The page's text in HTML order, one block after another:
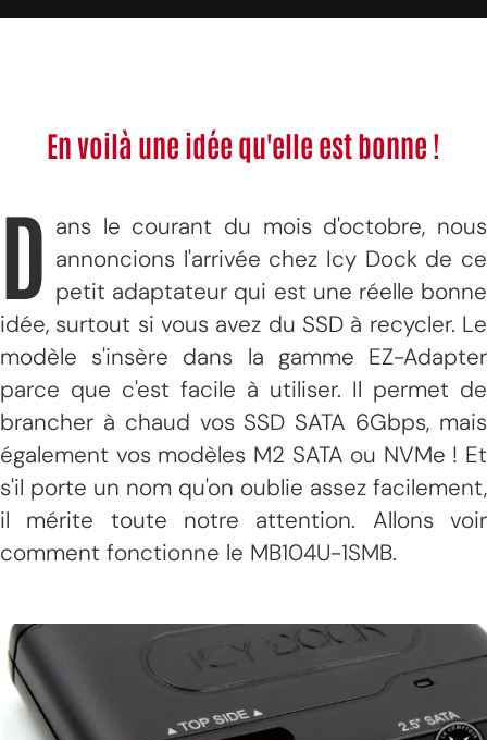
En voilà une idée qu'elle est bonne !
D ans le courant du mois d'octobre, nous
annoncions l'arrivée chez Icy Dock de ce
petit adaptateur qui est une réelle bonne
idée, surtout si vous avez du SSD à recycler. Le
modèle s'insère dans la gamme EZ-Adapter
parce que c'est facile à utiliser. Il permet de
brancher à chaud vos SSD SATA 6Gbps, mais
également vos modèles M2 SATA ou NVMe ! Et
s'il porte un nom qu'on oublie assez facilement,
il mérite toute notre attention. Allons voir
comment fonctionne le MB104U-1SMB.